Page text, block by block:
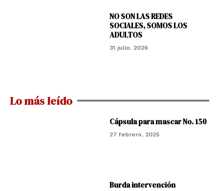
NO SON LAS REDES
SOCIALES, SOMOS LOS
ADULTOS
31 julio, 2026
Lo más leído
Cápsula para mascar No. 150
27 febrero, 2025
Burda intervención